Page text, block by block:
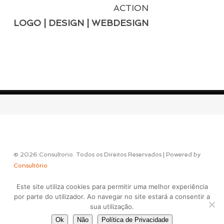
ACTION
LOGO | DESIGN | WEBDESIGN
© 2026 Consultorio. Todos os Direitos Reservados | Powered by
Consultório
Este site utiliza cookies para permitir uma melhor experiência
por parte do utilizador. Ao navegar no site estará a consentir a
sua utilização.
Ok Não Política de Privacidade